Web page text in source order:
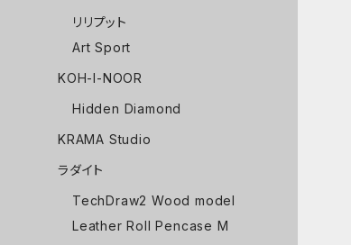
リリプット
Art Sport
KOH-I-NOOR
Hidden Diamond
KRAMA Studio
ラダイト
TechDraw2 Wood model
Leather Roll Pencase M